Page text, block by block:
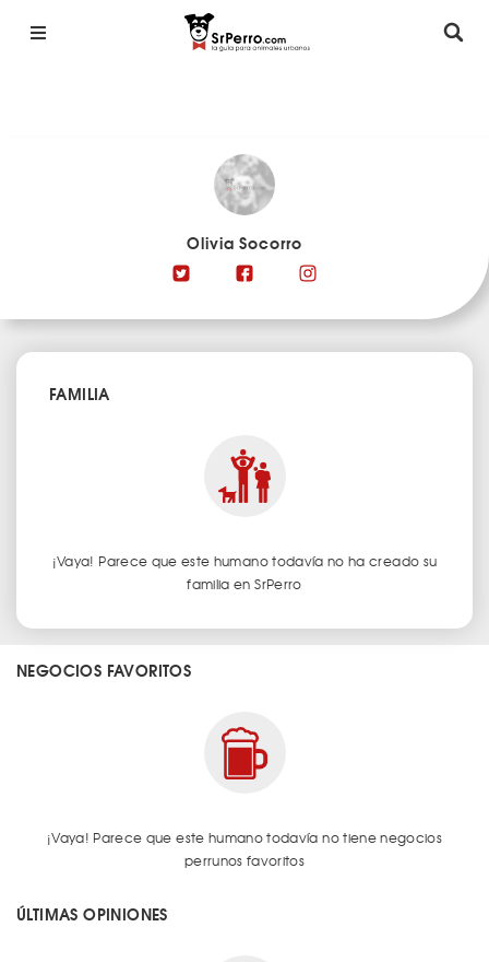
Olivia Socorro
FAMILIA
¡Vaya! Parece que este humano todavía no ha creado su
familia en SrPerro
NEGOCIOS FAVORITOS
¡Vaya! Parece que este humano todavía no tiene negocios
perrunos favoritos
ÚLTIMAS OPINIONES